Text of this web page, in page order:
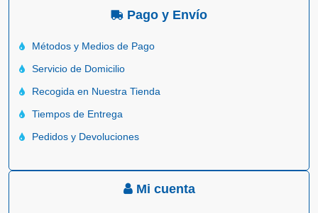
Pago y Envío
Métodos y Medios de Pago
Servicio de Domicilio
Recogida en Nuestra Tienda
Tiempos de Entrega
Pedidos y Devoluciones
Mi cuenta